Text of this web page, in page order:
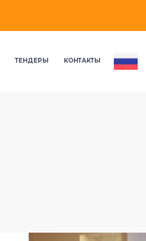
ТЕНДЕРЫ КОНТАКТЫ